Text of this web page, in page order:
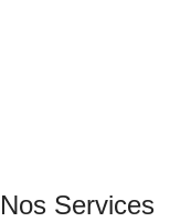
Nos Services